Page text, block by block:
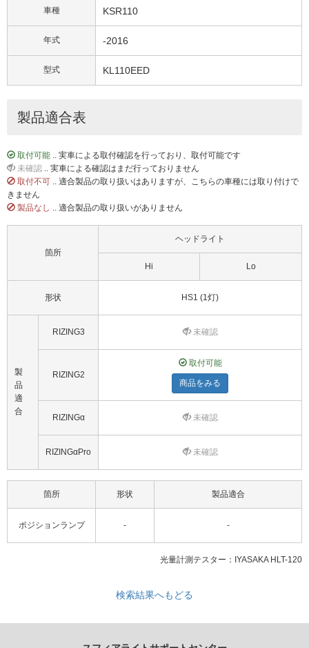
車種 KSR110
年式 -2016
型式 KL110EED
製品適合表
取付可能 .. 実車による取付確認を行っており、取付可能です
未確認 .. 実車による確認はまだ行っておりません
取付不可 .. 適合製品の取り扱いはありますが、こちらの車種には取り付けで
きません
製品なし .. 適合製品の取り扱いがありません
箇所
ヘッドライト
Hi Lo
形状 HS1 (1灯)
製
品
適
合
RIZING3 未確認
RIZING2
取付可能
商品をみる
RIZINGα 未確認
RIZINGαPro 未確認
箇所 形状 製品適合
ポジションランプ - -
光量計測テスター：IYASAKA HLT-120
検索結果へもどる